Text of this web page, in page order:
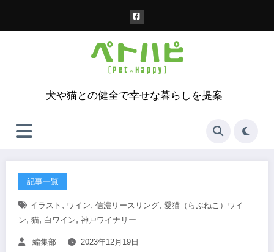
犬や猫との健全で幸せな暮らしを提案
記事一覧
イラスト , ワイン, 信濃リースリング, 愛猫（らぶねこ）ワイ
ン, 猫, 白ワイン, 神戸ワイナリー
編集部 2023年12月19日